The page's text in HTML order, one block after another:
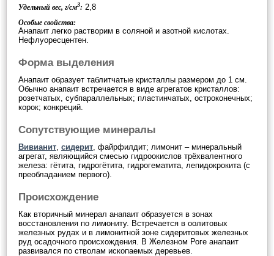
Удельный вес, г/см3: 2,8
Особые свойства:
Анапаит легко растворим в соляной и азотной кислотах.
Нефлуоресцентен.
Форма выделения
Анапаит образует таблитчатые кристаллы размером до 1 см.
Обычно анапаит встречается в виде агрегатов кристаллов:
розетчатых, субпараллельных; пластинчатых, остроконечных;
корок; конкреций.
Сопутствующие минералы
Вивианит сидерит , файрфилдит; лимонит – минеральный
агрегат, являющийся смесью гидроокислов трёхвалентного
железа: гётита, гидрогётита, гидрогематита, лепидокрокита (с
преобладанием первого).
Происхождение
Как вторичный минерал анапаит образуется в зонах
восстановления по лимониту. Встречается в оолитовых
железных рудах и в лимонитной зоне сидеритовых железных
руд осадочного происхождения. В Железном Роге анапаит
развивался по стволам ископаемых деревьев.